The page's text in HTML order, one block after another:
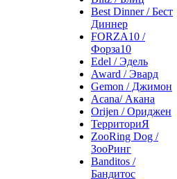
Best Dinner / Бест
Диннер
FORZA10 /
Форза10
Edel / Эдель
Award / Эвард
Gemon / Джимон
Acana/ Акана
Orijen / Ориджен
ТерриториЯ
ZooRing Dog /
ЗооРинг
Banditos /
Бандитос